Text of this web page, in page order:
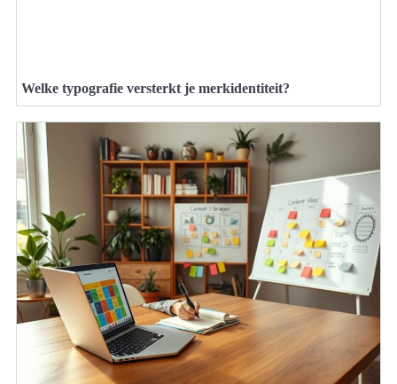
Welke typografie versterkt je merkidentiteit?